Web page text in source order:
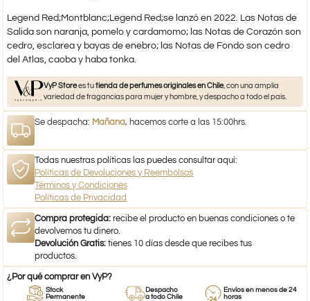
Legend Red;Montblanc;Legend Red;se lanzó en 2022. Las Notas de
Salida son naranja, pomelo y cardamomo; las Notas de Corazón son
cedro, esclarea y bayas de enebro; las Notas de Fondo son cedro
del Atlas, caoba y haba tonka.
VyP Storees tutienda de perfumes originales en Chile, con una amplia
variedad de fragancias para mujer y hombre, y despacho a todo el país.
Se despacha: Mañana, hacemos corte a las 15:00hrs.
Todas nuestras políticas las puedes consultar aquí:
Políticas de Devoluciones y Reembolsos
Términos y Condiciones
Políticas de Privacidad
Compra protegida: recibe el producto en buenas condiciones o te
devolvemos tu dinero.
Devolución Gratis: tienes 10 días desde que recibes tus
productos.
¿Por qué comprar en VyP?
Stock
Permanente
Despacho
a todo Chile
Envíos en menos de 24
horas